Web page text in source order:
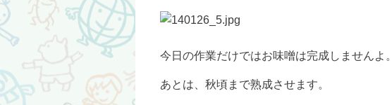
今日の作業だけではお味噌は完成しませんよ。
あとは、秋頃まで熟成させます。